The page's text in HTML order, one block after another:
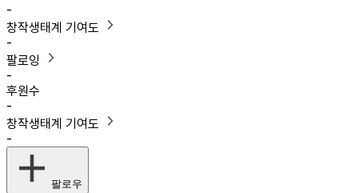
-
창작생태계 기여도
-
팔로잉
-
후원수
-
창작생태계 기여도
-
팔로우